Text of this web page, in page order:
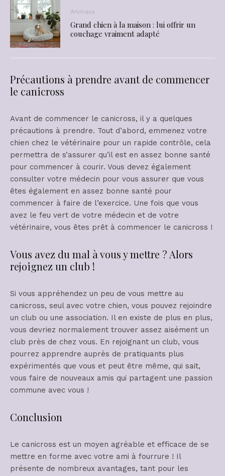
Animaux
Grand chien à la maison : lui offrir un
couchage vraiment adapté
Précautions à prendre avant de commencer
le canicross
Avant de commencer le canicross, il y a quelques
précautions à prendre. Tout d’abord, emmenez votre
chien chez le vétérinaire pour un rapide contrôle, cela
permettra de s’assurer qu’il est en assez bonne santé
pour commencer à courir. Vous devez également
consulter votre médecin pour vous assurer que vous
êtes également en assez bonne santé pour
commencer à faire de l’exercice. Une fois que vous
avez le feu vert de votre médecin et de votre
vétérinaire, vous êtes prêt à commencer le canicross !
Vous avez du mal à vous y mettre ? Alors
rejoignez un club !
Si vous appréhendez un peu de vous mettre au
canicross, seul avec votre chien, vous pouvez rejoindre
un club ou une association. Il en existe de plus en plus,
vous devriez normalement trouver assez aisément un
club près de chez vous. En rejoignant un club, vous
pourrez apprendre auprès de pratiquants plus
expérimentés que vous et peut être même, qui sait,
vous faire de nouveaux amis qui partagent une passion
commune avec vous !
Conclusion
Le canicross est un moyen agréable et efficace de se
mettre en forme avec votre ami à fourrure ! Il
présente de nombreux avantages, tant pour les